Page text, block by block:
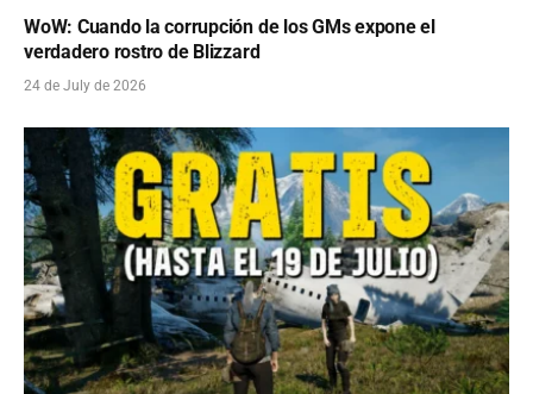
WoW: Cuando la corrupción de los GMs expone el
verdadero rostro de Blizzard
24 de July de 2026